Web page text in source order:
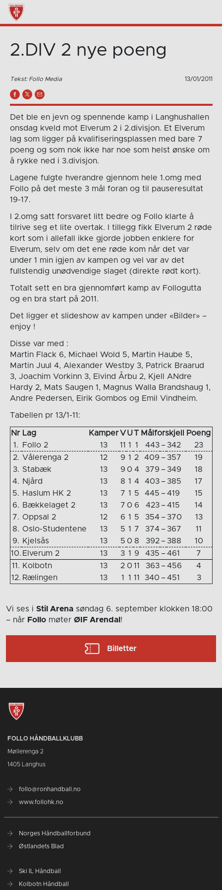
2.DIV 2 nye poeng
Tekst: Follo Media 13/01/2011
Det ble en jevn og spennende kamp i Langhushallen
onsdag kveld mot Elverum 2 i 2.divisjon. Et Elverum
lag som ligger på kvalifiseringsplassen med bare 7
poeng og som nok ikke har noe som helst ønske om
å rykke ned i 3.divisjon.
Lagene fulgte hverandre gjennom hele 1.omg med
Follo på det meste 3 mål foran og til pauseresultat
19-17.
I 2.omg satt forsvaret litt bedre og Follo klarte å
tilrive seg et lite overtak. I tillegg fikk Elverum 2 røde
kort som i allefall ikke gjorde jobben enklere for
Elverum, selv om det ene røde kom når det var
under 1 min igjen av kampen og vel var av det
fullstendig unødvendige slaget (direkte rødt kort).
Totalt sett en bra gjennomført kamp av Follogutta
og en bra start på 2011.
Det ligger et slideshow av kampen under «Bilder» –
enjoy !
Disse var med :
Martin Flack 6, Michael Wold 5, Martin Haube 5,
Martin Juul 4, Alexander Westby 3, Patrick Braarud
3, Joachim Vorkinn 3, Eivind Årbu 2, Kjell ANdre
Hardy 2, Mats Saugen 1, Magnus Walla Brandshaug 1,
Andre Pedersen, Eirik Gombos og Emil Vindheim.
Tabellen pr 13/1-11:
Nr Lag Kamper V UT Målforskjell Poeng
1.
Follo 2 13 11 1 1 443 – 342
23
2. Vålerenga 2 12 9 1 2 409 – 357
19
3. Stabæk 13 9 0 4 379 – 349
18
4. Njård 13 8 1 4 403 – 385
17
5. Haslum HK 2 13 7 1 5 445 – 419
15
6. Bækkelaget 2 13 7 0 6 423 – 415
14
7. Oppsal 2 12 6 1 5 354 – 370
13
8. Oslo-Studentene 13 5 1 7 374 – 367
11
9. Kjelsås 13 5 0 8 392 – 388
10
10. Elverum 2 13 3 1 9 435 – 461
7
11. Kolbotn 13 2 0 11 363 – 456
4
12. Rælingen 13 1 1 11 340 – 451 3
Vi ses i Stil Arena søndag 6. september klokken 18:00
– når Follo møter ØIF Arendal !
Billetter
FOLLO HÅNDBALLKLUBB
Møllerenga 2
1405 Langhus
follo@ronhandball.no
www.follohk.no
Norges Håndballforbund
Østlandets Blad
Ski IL Håndball
Kolbotn Håndball